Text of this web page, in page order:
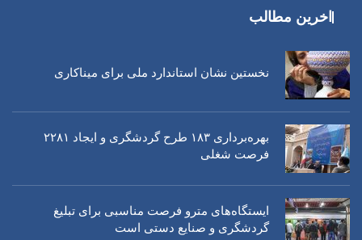
اخرین مطالب
نخستین نشان استاندارد ملی برای میناکاری
بهره‌برداری ١٨٣ طرح گردشگری و ایجاد ٢٢٨١
فرصت شغلی
ایستگاه‌های مترو فرصت مناسبی برای تبلیغ
گردشگری و صنایع دستی است